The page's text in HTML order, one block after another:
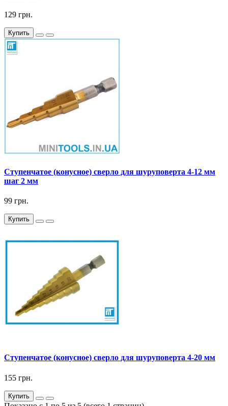
129 грн.
Купить
Ступенчатое (конусное) сверло для шуруповерта 4-12 мм
шаг 2 мм
99 грн.
Купить
Ступенчатое (конусное) сверло для шуруповерта 4-20 мм
155 грн.
Купить